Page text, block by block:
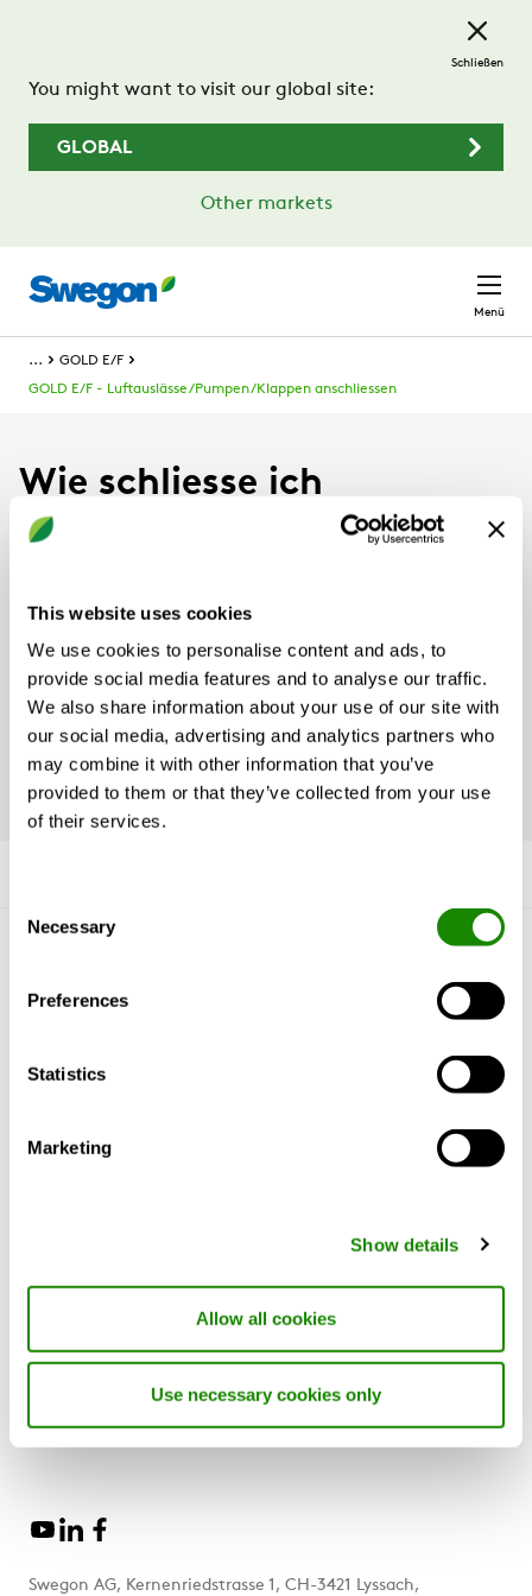
This website uses cookies
We use cookies to personalise content and ads, to
provide social media features and to analyse our traffic.
We also share information about your use of our site with
our social media, advertising and analytics partners who
may combine it with other information that you’ve
provided to them or that they’ve collected from your use
of their services.
Selection
Necessary
Preferences
Statistics
Marketing
Show details
Allow all cookies
Use necessary cookies only
You might want to visit our global site:
GLOBAL
Other markets
Schließen
Menü
...
GOLD E/F
GOLD E/F - Luftauslässe/Pumpen/Klappen anschliessen
Wie schliesse ich
Ventilstellantriebe,
Luftklappe an?
Der Anschluss wird beim jeweiligen Zubehör
TBPA-5/6 TBSA/TBSB/TCSA
Produkte und Dienste
Unsere Marken
Swegon Group News
Blog
Swegon Air Academy
Swegon AG, Kernenriedstrasse 1, CH-3421 Lyssach,